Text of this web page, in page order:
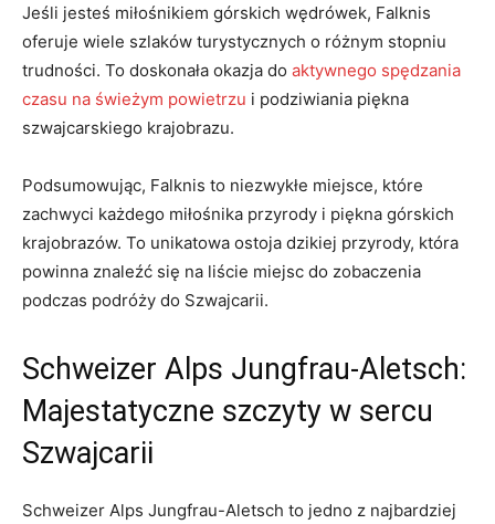
Jeśli jesteś miłośnikiem górskich wędrówek, Falknis
oferuje wiele szlaków turystycznych o różnym stopniu
trudności. To doskonała okazja do aktywnego spędzania
czasu na świeżym powietrzu i podziwiania piękna
szwajcarskiego krajobrazu.
Podsumowując, Falknis to niezwykłe miejsce, które
zachwyci każdego miłośnika przyrody i piękna górskich
krajobrazów. To unikatowa ostoja dzikiej przyrody, która
powinna znaleźć się na liście miejsc do zobaczenia
podczas podróży do Szwajcarii.
Schweizer Alps Jungfrau-Aletsch:
Majestatyczne szczyty w sercu
Szwajcarii
Schweizer Alps Jungfrau-Aletsch to jedno z najbardziej